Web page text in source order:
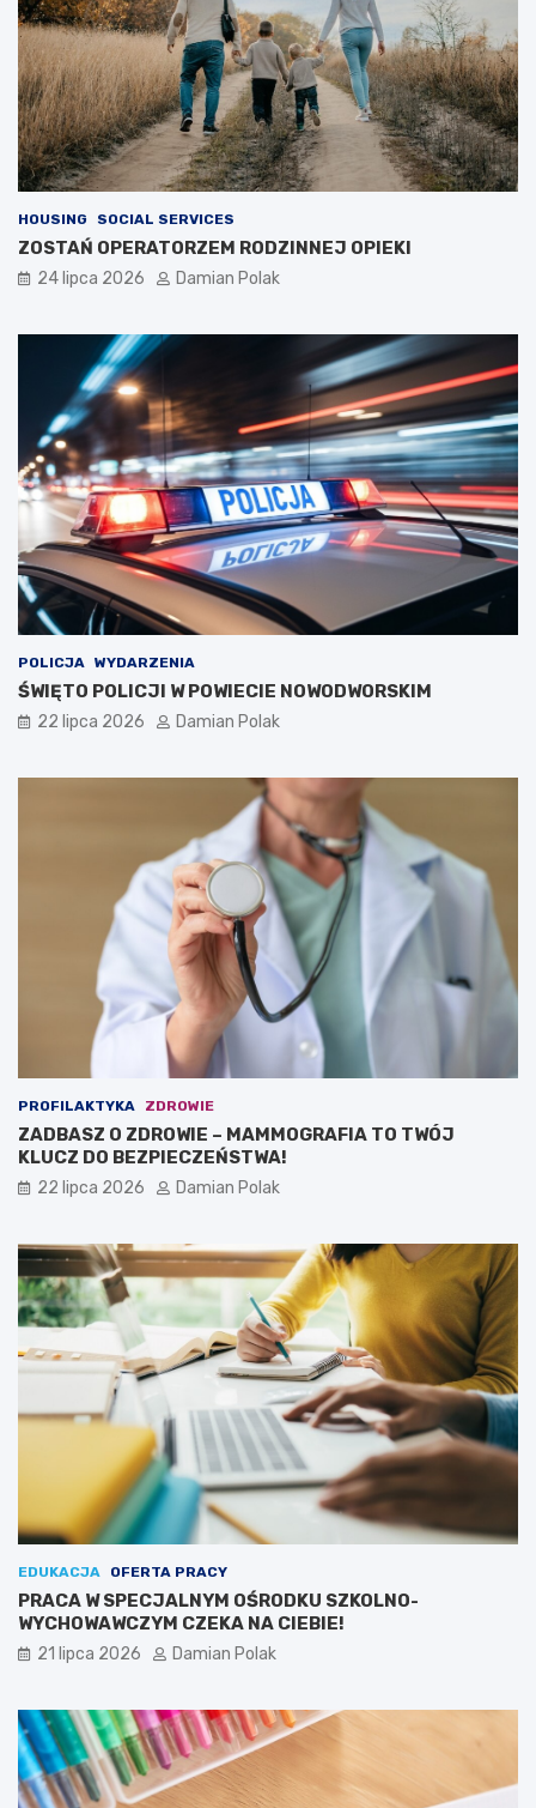
HOUSING SOCIAL SERVICES
ZOSTAŃ OPERATORZEM RODZINNEJ OPIEKI
24 lipca 2026 Damian Polak
POLICJA WYDARZENIA
ŚWIĘTO POLICJI W POWIECIE NOWODWORSKIM
22 lipca 2026 Damian Polak
PROFILAKTYKA ZDROWIE
ZADBASZ O ZDROWIE – MAMMOGRAFIA TO TWÓJ
KLUCZ DO BEZPIECZEŃSTWA!
22 lipca 2026 Damian Polak
EDUKACJA OFERTA PRACY
PRACA W SPECJALNYM OŚRODKU SZKOLNO-
WYCHOWAWCZYM CZEKA NA CIEBIE!
21 lipca 2026 Damian Polak